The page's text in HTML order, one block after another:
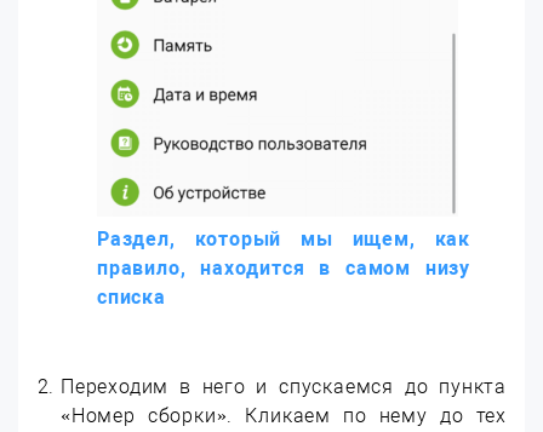
Раздел, который мы ищем, как
правило, находится в самом низу
списка
Переходим в него и спускаемся до пункта
«Номер сборки». Кликаем по нему до тех